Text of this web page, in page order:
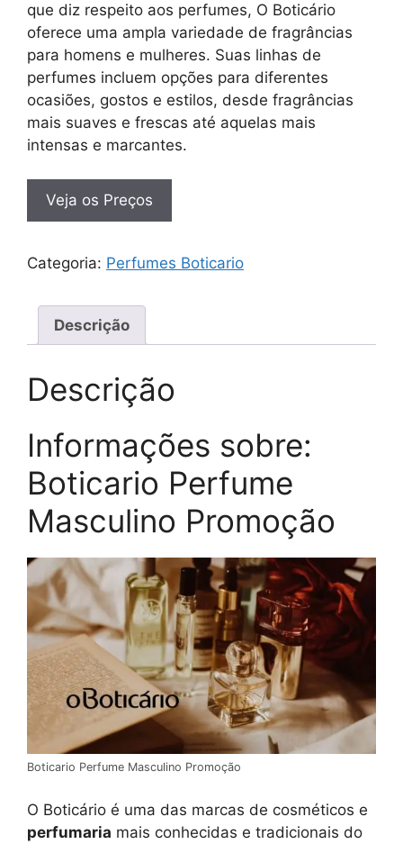
que diz respeito aos perfumes, O Boticário
oferece uma ampla variedade de fragrâncias
para homens e mulheres. Suas linhas de
perfumes incluem opções para diferentes
ocasiões, gostos e estilos, desde fragrâncias
mais suaves e frescas até aquelas mais
intensas e marcantes.
Veja os Preços
Categoria: Perfumes Boticario
Descrição
Descrição
Informações sobre:
Boticario Perfume
Masculino Promoção
Boticario Perfume Masculino Promoção
O Boticário é uma das marcas de cosméticos e
perfumaria mais conhecidas e tradicionais do